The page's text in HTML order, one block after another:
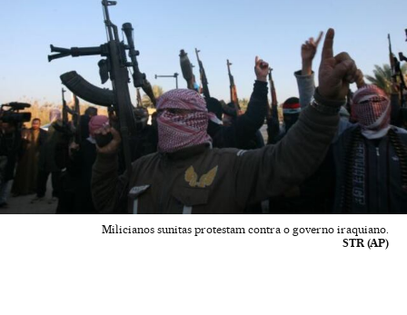
Milicianos sunitas protestam contra o governo iraquiano.
STR (AP)